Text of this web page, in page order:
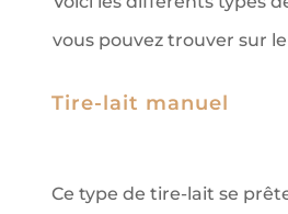
vous pouvez trouver sur
Tire-lait manuel
Ce type de tire-lait se